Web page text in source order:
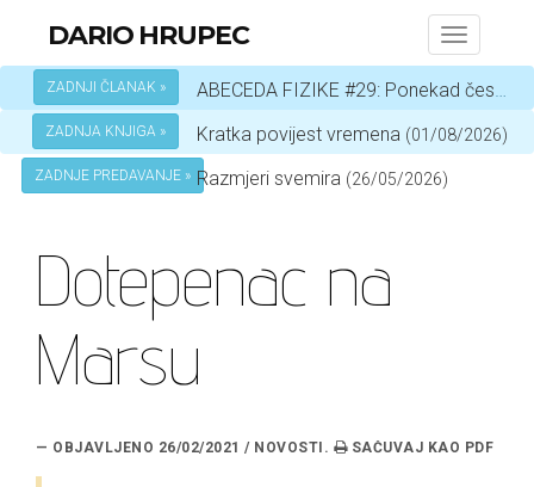
Toggle
DARIO HRUPEC
ZADNJI ČLANAK » ABECEDA FIZIKE #29: Ponekad čestica, a ponekad val – ovisi o okolnostima
ZADNJA KNJIGA » Kratka povijest vremena (01/08/2026)
ZADNJE PREDAVANJE » Razmjeri svemira (26/05/2026)
Dotepenac na
Marsu
— OBJAVLJENO 26/02/2021 / NOVOSTI.